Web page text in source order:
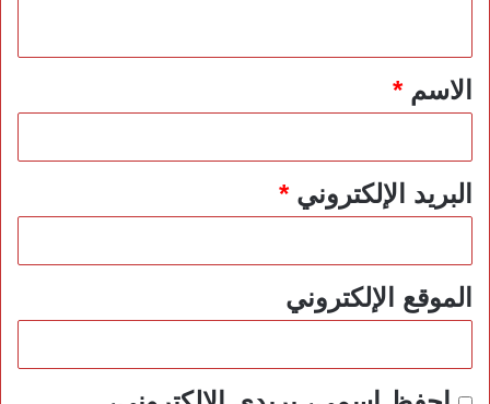
*الاسم*
البريد الإلكتروني*
الموقع الإلكتروني